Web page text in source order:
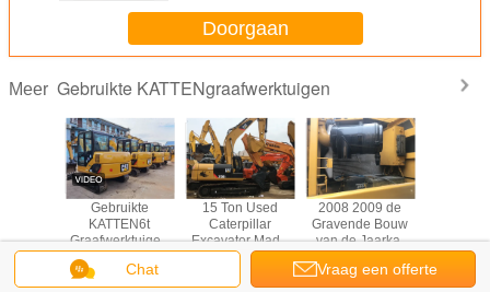
Doorgaan
Meer Gebruikte KATTENgraafwerktuigen
CAT
Gebruikte
KATTEN6t
Graafwerktuigen
met 600mm
Spoorbreedte en
15 Ton Used
Caterpillar
Excavator Made
in het Jaar van
2008 2009 de
Gravende Bouw
van de Jaarkat
Small Used
Chat Vraag een offerte